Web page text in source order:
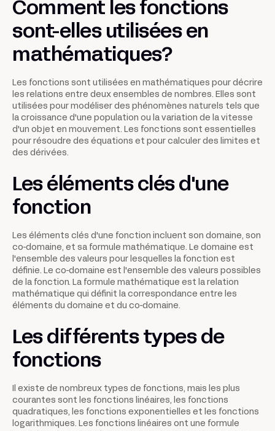
Comment les fonctions
sont-elles utilisées en
mathématiques?
Les fonctions sont utilisées en mathématiques pour décrire
les relations entre deux ensembles de nombres. Elles sont
utilisées pour modéliser des phénomènes naturels tels que
la croissance d'une population ou la variation de la vitesse
d'un objet en mouvement. Les fonctions sont essentielles
pour résoudre des équations et pour calculer des limites et
des dérivées.
Les éléments clés d'une
fonction
Les éléments clés d'une fonction incluent son domaine, son
co-domaine, et sa formule mathématique. Le domaine est
l'ensemble des valeurs pour lesquelles la fonction est
définie. Le co-domaine est l'ensemble des valeurs possibles
de la fonction. La formule mathématique est la relation
mathématique qui définit la correspondance entre les
éléments du domaine et du co-domaine.
Les différents types de
fonctions
Il existe de nombreux types de fonctions, mais les plus
courantes sont les fonctions linéaires, les fonctions
quadratiques, les fonctions exponentielles et les fonctions
logarithmiques. Les fonctions linéaires ont une formule